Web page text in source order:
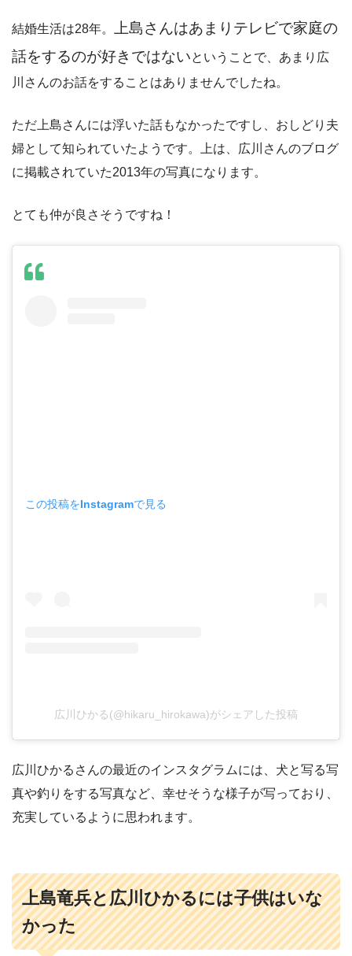
結婚生活は28年。
上島さんはあまりテレビで家庭の
話をするのが好きではないということで、あまり広
川さんのお話をすることはありませんでしたね。
ただ上島さんには浮いた話もなかったですし、おしどり夫
婦として知られていたようです。上は、広川さんのブログ
に掲載されていた2013年の写真になります。
とても仲が良さそうですね！
この投稿をInstagramで見る
広川ひかる(@hikaru_hirokawa)がシェアした投稿
広川ひかるさんの最近のインスタグラムには、犬と写る写
真や釣りをする写真など、幸せそうな様子が写っており、
充実しているように思われます。
上島竜兵と広川ひかるには子供はいな
かった